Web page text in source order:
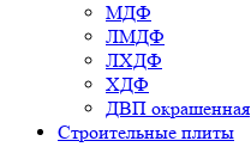
МДФ
ЛМДФ
ЛХДФ
ХДФ
ДВП окрашенная
Строительные плиты